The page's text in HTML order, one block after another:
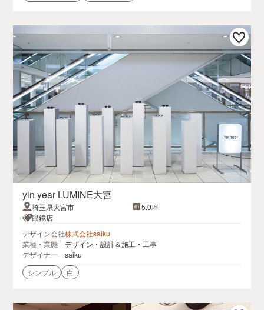
yin year LUMINE大宮
埼玉県大宮市
5.0坪
眼鏡店
デザイン会社株式会社saiku
業種・業態
デザイン・設計＆施工・工事
デザイナー
saiku
シンプル
白